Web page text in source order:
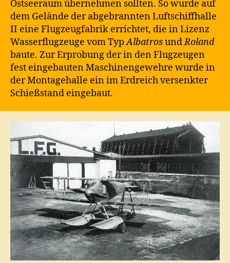
Ostseeraum übernehmen sollten. So wurde auf
dem Gelände der abgebrannten Luftschiffhalle
II eine Flugzeugfabrik errichtet, die in Lizenz
Wasserflugzeuge vom TypAlbatrosundRoland
baute. Zur Erprobung der in den Flugzeugen
fest eingebauten Maschinengewehre wurde in
der Montagehalle ein im Erdreich versenkter
Schießstand eingebaut.